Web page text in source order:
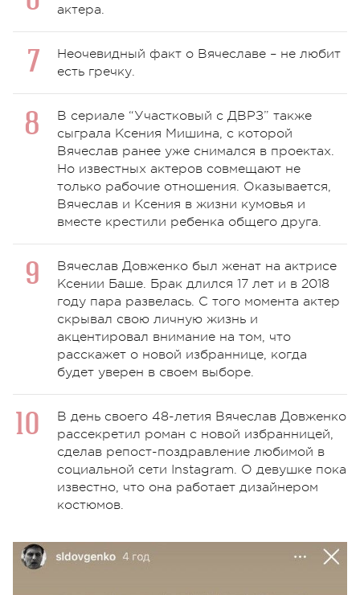
актера.
Неочевидный факт о Вячеславе – не любит
есть гречку.
В сериале “Участковый с ДВРЗ” также
сыграла Ксения Мишина, с которой
Вячеслав ранее уже снимался в проектах.
Но известных актеров совмещают не
только рабочие отношения. Оказывается,
Вячеслав и Ксения в жизни кумовья и
вместе крестили ребенка общего друга.
Вячеслав Довженко был женат на актрисе
Ксении Баше. Брак длился 17 лет и в 2018
году пара развелась. С того момента актер
скрывал свою личную жизнь и
акцентировал внимание на том, что
расскажет о новой избраннице, когда
будет уверен в своем выборе.
В день своего 48-летия Вячеслав Довженко
рассекретил роман с новой избранницей,
сделав репост-поздравление любимой в
социальной сети Instagram. О девушке пока
известно, что она работает дизайнером
костюмов.